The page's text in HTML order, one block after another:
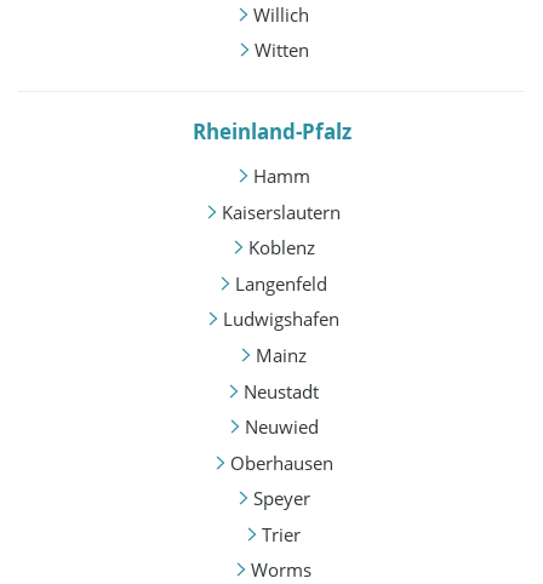
Willich
Witten
Rheinland-Pfalz
Hamm
Kaiserslautern
Koblenz
Langenfeld
Ludwigshafen
Mainz
Neustadt
Neuwied
Oberhausen
Speyer
Trier
Worms